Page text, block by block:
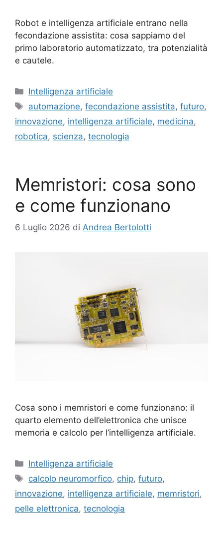
Robot e intelligenza artificiale entrano nella
fecondazione assistita: cosa sappiamo del
primo laboratorio automatizzato, tra potenzialità
e cautele.
Categorie
Intelligenza artificiale
Tag
automazione,fecondazione assistita,futuro,
innovazione, intelligenza artificiale, medicina,
robotica, scienza, tecnologia
Memristori: cosa sono
e come funzionano
6 Luglio 2026 di Andrea Bertolotti
Cosa sono i memristori e come funzionano: il
quarto elemento dell’elettronica che unisce
memoria e calcolo per l’intelligenza artificiale.
Categorie
Intelligenza artificiale
Tag
calcolo neuromorfico, chip,futuro,
innovazione, intelligenza artificiale, memristori,
pelle elettronica, tecnologia